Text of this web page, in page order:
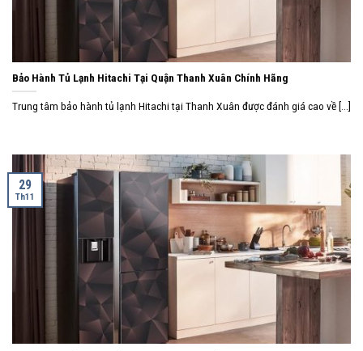
Bảo Hành Tủ Lạnh Hitachi Tại Quận Thanh Xuân Chính Hãng
Trung tâm bảo hành tủ lạnh Hitachi tại Thanh Xuân được đánh giá cao về [...]
29
Th11